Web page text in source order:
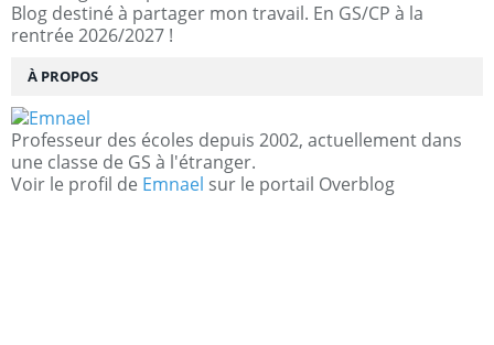
Blog destiné à partager mon travail. En GS/CP à la
rentrée 2026/2027 !
À PROPOS
Professeur des écoles depuis 2002, actuellement dans
une classe de GS à l'étranger.
Voir le profil de Emnael sur le portail Overblog